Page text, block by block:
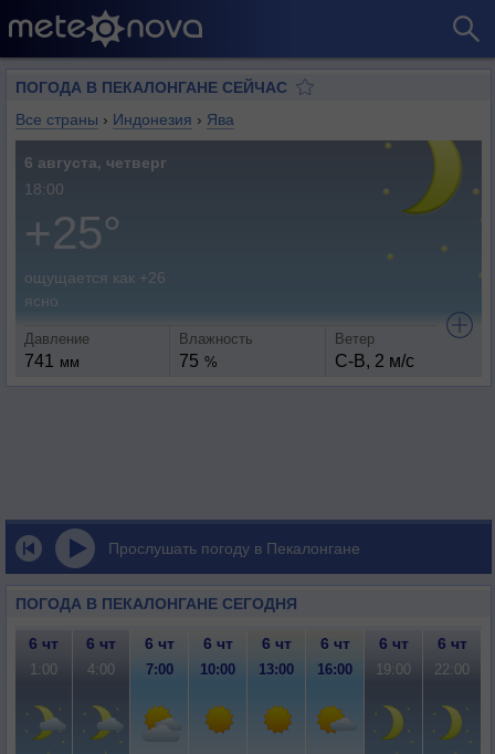
ПОГОДА В ПЕКАЛОНГАНЕ СЕЙЧАС
Все страны › Индонезия › Ява
6 августа, четверг
18:00
+25°
ощущается как +26
ясно
Давление
741 мм
Влажность
75 %
Ветер
С-В, 2 м/с
Прослушать погоду в Пекалонгане
ПОГОДА В ПЕКАЛОНГАНЕ СЕГОДНЯ
6 чт 6 чт 6 чт 6 чт 6 чт 6 чт 6 чт 6 чт
1:00 4:00 7:00 10:00 13:00 16:00 19:00 22:00